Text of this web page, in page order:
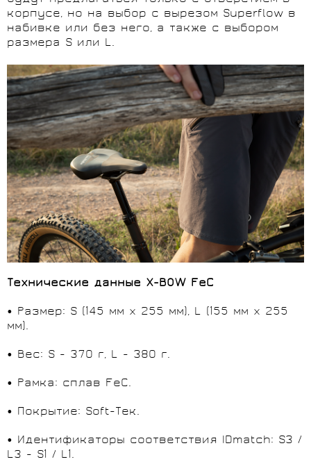
корпусе, но на выбор с вырезом Superflow в
набивке или без него, а также с выбором
размера S или L.
Технические данные X-BOW FeC
• Размер: S (145 мм x 255 мм), L (155 мм x 255
мм).
• Вес: S - 370 г, L - 380 г.
• Рамка: сплав FeC.
• Покрытие: Soft-Тек.
• Идентификаторы соответствия IDmatch: S3 /
L3 - S1 / L1.